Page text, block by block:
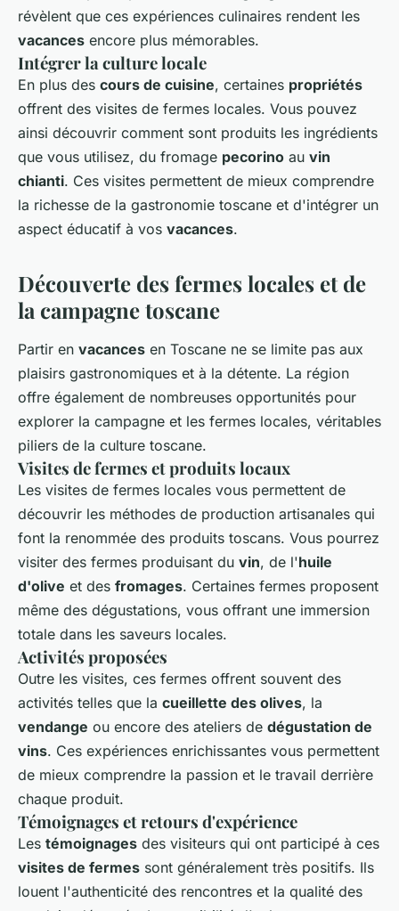
révèlent que ces expériences culinaires rendent les
vacances encore plus mémorables.
Intégrer la culture locale
En plus des cours de cuisine, certaines propriétés
offrent des visites de fermes locales. Vous pouvez
ainsi découvrir comment sont produits les ingrédients
que vous utilisez, du fromage pecorino au vin
chianti. Ces visites permettent de mieux comprendre
la richesse de la gastronomie toscane et d'intégrer un
aspect éducatif à vos vacances.
Découverte des fermes locales et de
la campagne toscane
Partir en vacances en Toscane ne se limite pas aux
plaisirs gastronomiques et à la détente. La région
offre également de nombreuses opportunités pour
explorer la campagne et les fermes locales, véritables
piliers de la culture toscane.
Visites de fermes et produits locaux
Les visites de fermes locales vous permettent de
découvrir les méthodes de production artisanales qui
font la renommée des produits toscans. Vous pourrez
visiter des fermes produisant du vin, de l'huile
d'olive et des fromages. Certaines fermes proposent
même des dégustations, vous offrant une immersion
totale dans les saveurs locales.
Activités proposées
Outre les visites, ces fermes offrent souvent des
activités telles que la cueillette des olives, la
vendange ou encore des ateliers de dégustation de
vins. Ces expériences enrichissantes vous permettent
de mieux comprendre la passion et le travail derrière
chaque produit.
Témoignages et retours d'expérience
Les témoignages des visiteurs qui ont participé à ces
visites de fermes sont généralement très positifs. Ils
louent l'authenticité des rencontres et la qualité des